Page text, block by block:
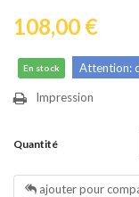
108,00 €
En stock Attention:
Impression
Quantité
ajouter pour